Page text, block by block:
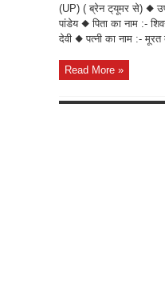
(UP) ( ब्रेन ट्‌यूमर से) ◆
पांडेय ◆ पिता का नाम :-
देवी ◆ पत्नी का नाम :-
Read More »